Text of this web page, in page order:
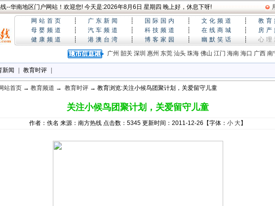
--华南地区门户网站！欢迎您! 今天是:2026年8月6日 星期四 晚上好，休息下呀!
网站首页
┊ 广东新闻 ┊ 国际国内 ┊ 文化频道 ┊ 教育
母婴频道
┊ 汽车频道 ┊ 科技频道 ┊ 在线商城 ┊ 房产
健康频道
┊ 港澳台湾 ┊ 博客家园 ┊ 幽默笑话 ┊ 心理
广州 韶关 深圳 惠州 东莞 汕头 珠海 佛山 江门 海南 海口 广西 南
新闻 教育时评
站首页 → 教育频道 → 教育时评 → 教育浏览:关注小候鸟团聚计划，关爱留守儿童
关注小候鸟团聚计划，关爱留守儿童
作者：佚名 来源：南方热线 点击数：5345 更新时间：2011-12-26【字体： 小 大】